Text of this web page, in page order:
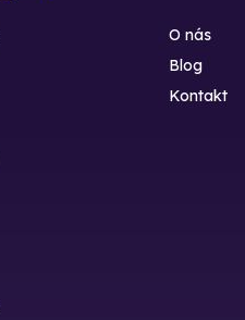
O nás
Blog
Kontakt